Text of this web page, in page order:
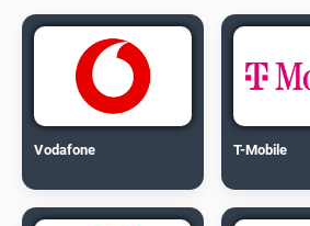
Vodafone T-Mobile